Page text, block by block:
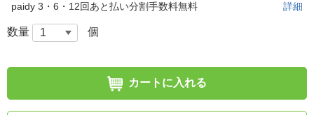
paidy 3・6・12回あと払い分割手数料無料 詳細
数量 個
カートに入れる